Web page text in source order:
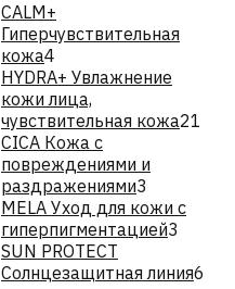
CALM+
Гиперчувствительная
кожа4
HYDRA+ Увлажнение
кожи лица,
чувствительная кожа21
CICA Кожа с
повреждениями и
раздражениями3
MELA Уход для кожи с
гиперпигментацией3
SUN PROTECT
Солнцезащитная линия6